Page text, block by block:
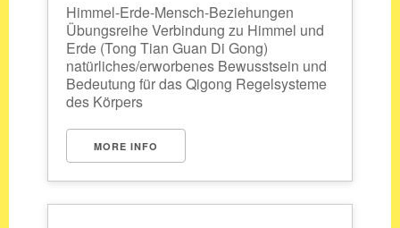
Himmel-Erde-Mensch-Beziehungen
Übungsreihe Verbindung zu Himmel und
Erde (Tong Tian Guan Di Gong)
natürliches/erworbenes Bewusstsein und
Bedeutung für das Qigong Regelsysteme
des Körpers
MORE INFO